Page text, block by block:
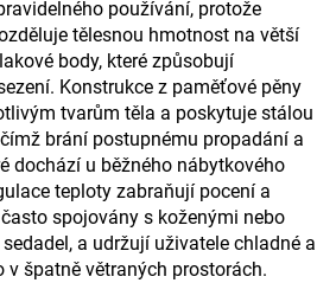
používání, protože
tělesnou hmotnost na větší
body, které způsobují
Konstrukce z paměťové pěny
tvarům těla a poskytuje stálou
brání postupnému propadání a
dochází u běžného nábytkového
teploty zabraňují pocení a
spojovány s koženými nebo
a udržují uživatele chladné a
v špatně větraných prostorách.